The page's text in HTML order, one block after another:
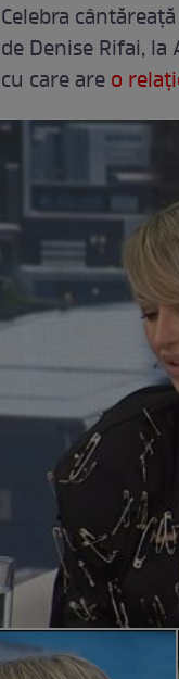
Celebra
de Denise Rifai,
cu care areo